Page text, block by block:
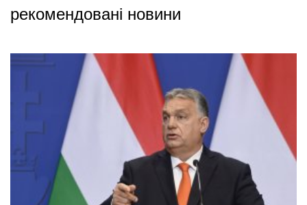
рекомендовані новини